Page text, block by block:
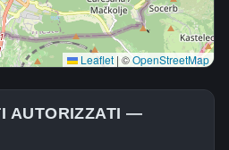
Leaflet | ©OpenStreetMap
AUTORIZZATI —